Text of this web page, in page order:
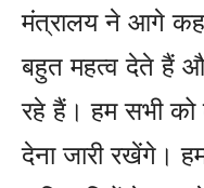
मंत्रालय ने आगे
बहुत महत्व देते हैं
रहे हैं। हम सभी
देना जारी रखेंगे।